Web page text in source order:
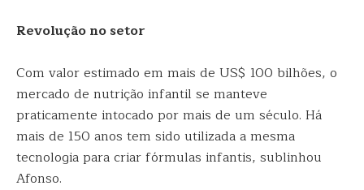
Revolução no setor
Com valor estimado em mais de US$ 100 bilhões, o
mercado de nutrição infantil se manteve
praticamente intocado por mais de um século. Há
mais de 150 anos tem sido utilizada a mesma
tecnologia para criar fórmulas infantis, sublinhou
Afonso.